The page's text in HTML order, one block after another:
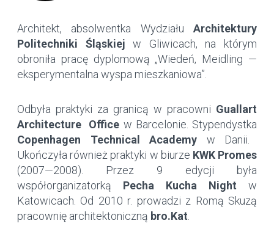
Architekt, absolwentka Wydziału Architektury
Politechniki Śląskiej w Gliwicach, na którym
obroniła pracę dyplomową „Wiedeń, Meidling —
eksperymentalna wyspa mieszkaniowa”.
Odbyła praktyki za granicą w pracowni Guallart
Architecture
Office w Barcelonie. Stypendystka
Copenhagen Technical Academy w Danii.
Ukończyła również praktyki w biurze KWK Promes
(2007—2008). Przez 9 edycji była
współorganizatorką Pecha Kucha Night w
Katowicach. Od 2010 r. prowadzi z Romą Skuzą
pracownię architektoniczną bro.Kat